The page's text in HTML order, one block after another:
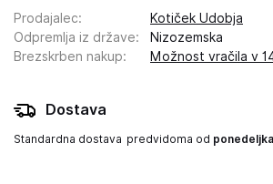
Prodajalec:
Kotiček Udobja
Odpremlja iz države:
Nizozemska
Brezskrben nakup: Možnost vračila v
Dostava
Standardna dostava predvidoma od